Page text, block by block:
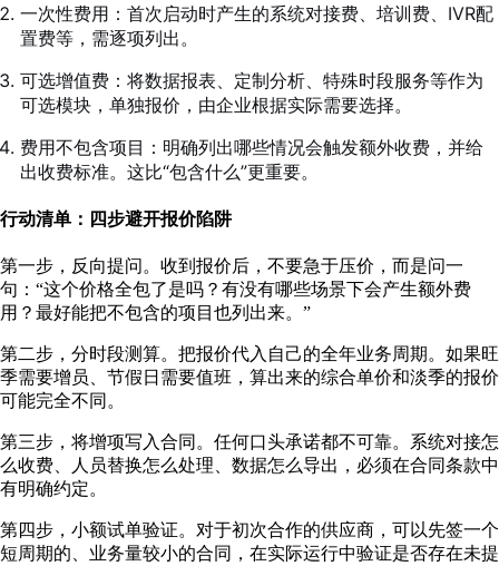
一次性费用：首次启动时产生的系统对接费、培训费、IVR配
置费等，需逐项列出。
可选增值费：将数据报表、定制分析、特殊时段服务等作为
可选模块，单独报价，由企业根据实际需要选择。
费用不包含项目：明确列出哪些情况会触发额外收费，并给
出收费标准。这比“包含什么”更重要。
行动清单：四步避开报价陷阱
第一步，反向提问。收到报价后，不要急于压价，而是问一
句：“这个价格全包了是吗？有没有哪些场景下会产生额外费
用？最好能把不包含的项目也列出来。”
第二步，分时段测算。把报价代入自己的全年业务周期。如果旺
季需要增员、节假日需要值班，算出来的综合单价和淡季的报价
可能完全不同。
第三步，将增项写入合同。任何口头承诺都不可靠。系统对接怎
么收费、人员替换怎么处理、数据怎么导出，必须在合同条款中
有明确约定。
第四步，小额试单验证。对于初次合作的供应商，可以先签一个
短周期的、业务量较小的合同，在实际运行中验证是否存在未提